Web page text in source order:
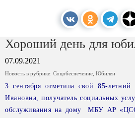
Хороший день для
07.09.2021
Новость в рубрике: Соцобеспечение Юбилеи
3 сентября отметила свой 85-
Ивановна, получатель социальных
обслуживания на дому МБУ АР